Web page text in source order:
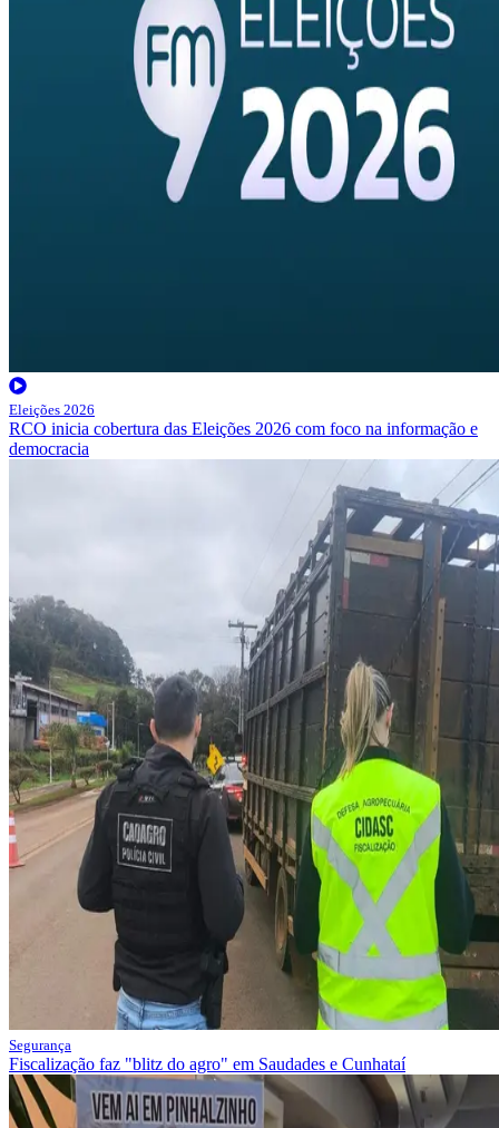
Eleições 2026
RCO inicia cobertura das Eleições 2026 com foco na informação e
democracia
Segurança
Fiscalização faz "blitz do agro" em Saudades e Cunhataí